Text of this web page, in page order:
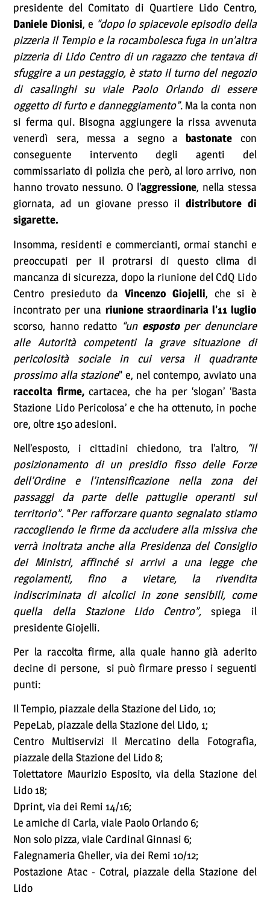
presidente del Comitato di Quartiere Lido Centro,
Daniele Dionisi, e “dopo lo spiacevole episodio della
pizzeria il Tempio e la rocambolesca fuga in un’altra
pizzeria di Lido Centro di un ragazzo che tentava di
sfuggire a un pestaggio, è stato il turno del negozio
di casalinghi su viale Paolo Orlando di essere
oggetto di furto e danneggiamento”. Ma la conta non
si ferma qui. Bisogna aggiungere la rissa avvenuta
venerdì sera, messa a segno abastonate con
conseguente intervento degli agenti del
commissariato di polizia che però, al loro arrivo, non
hanno trovato nessuno. O l’aggressione, nella stessa
giornata, ad un giovane presso il distributore di
sigarette.
Insomma, residenti e commercianti, ormai stanchi e
preoccupati per il protrarsi di questo clima di
mancanza di sicurezza, dopo la riunione del CdQ Lido
Centro presieduto da Vincenzo Giojelli, che si è
incontrato per una riunione straordinaria l’11 luglio
scorso, hanno redatto “unespostoper denunciare
alle Autorità competenti la grave situazione di
pericolosità sociale in cui versa il quadrante
prossimo alla stazione” e, nel contempo, avviato una
raccolta firme,cartacea, che ha per ‘slogan’ ‘Basta
Stazione Lido Pericolosa’ e che ha ottenuto, in poche
ore, oltre 150 adesioni.
Nell’esposto, i cittadini chiedono, tra l’altro,
“il
posizionamento di un presidio fisso delle Forze
dell’Ordine e l’intensificazione nella zona dei
passaggi da parte delle pattuglie operanti sul
territorio”. “Per rafforzare quanto segnalato stiamo
raccogliendo le firme da accludere alla missiva che
verrà inoltrata anche alla Presidenza del Consiglio
dei Ministri, affinché si arrivi a una legge che
regolamenti, fino a vietare, la rivendita
indiscriminata di alcolici in zone sensibili, come
quella della Stazione Lido Centro”, spiega il
presidente Giojelli.
Per la raccolta firme, alla quale hanno già aderito
decine di persone, si può firmare presso i seguenti
punti:
Il Tempio, piazzale della Stazione del Lido, 10;
PepeLab, piazzale della Stazione del Lido, 1;
Centro Multiservizi Il Mercatino della Fotografia,
piazzale della Stazione del Lido 8;
Tolettatore Maurizio Esposito, via della Stazione del
Lido 18;
Dprint, via dei Remi 14/16;
Le amiche di Carla, viale Paolo Orlando 6;
Non solo pizza, viale Cardinal Ginnasi 6;
Falegnameria Gheller, via dei Remi 10/12;
Postazione Atac - Cotral, piazzale della Stazione del
Lido